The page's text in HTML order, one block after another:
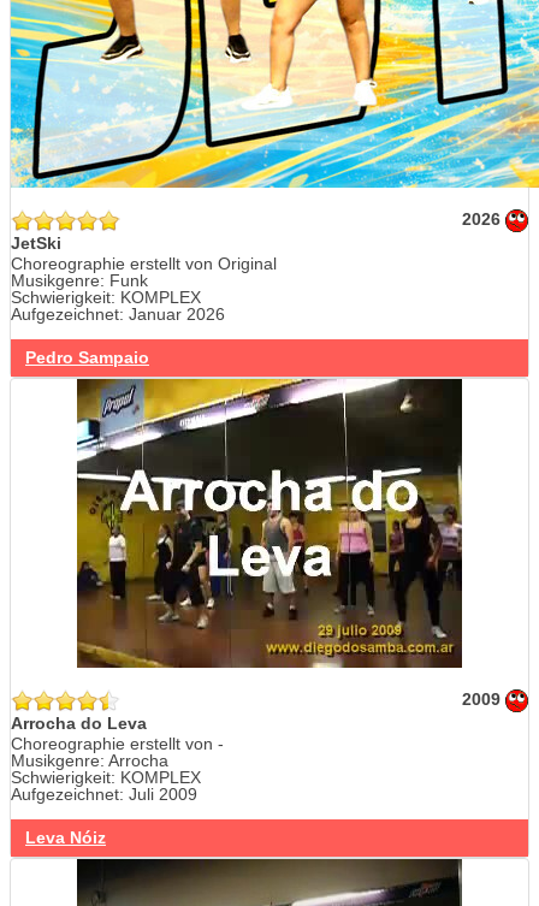
2026
JetSki
Choreographie erstellt von Original
Musikgenre: Funk
Schwierigkeit: KOMPLEX
Aufgezeichnet: Januar 2026
Pedro Sampaio
2009
Arrocha do Leva
Choreographie erstellt von -
Musikgenre: Arrocha
Schwierigkeit: KOMPLEX
Aufgezeichnet: Juli 2009
Leva Nóiz